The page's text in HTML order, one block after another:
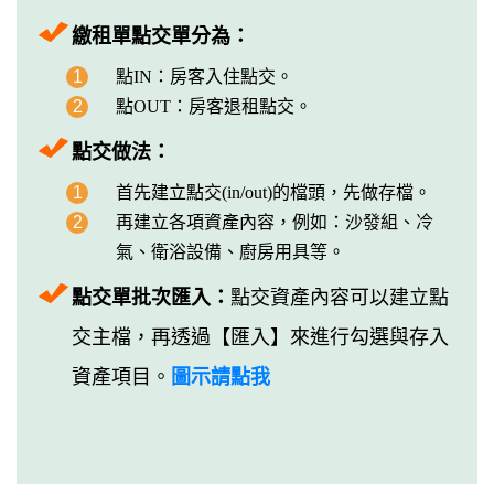
繳租單點交單分為：
1
點IN：房客入住點交。
2
點OUT：房客退租點交。
點交做法：
1
首先建立點交(in/out)的檔頭，先做存檔。
2
再建立各項資產內容，例如：沙發組、冷
氣、衛浴設備、廚房用具等。
點交單批次匯入： 點交資產內容可以建立點
交主檔，再透過【匯入】來進行勾選與存入
資產項目。 圖示請點我